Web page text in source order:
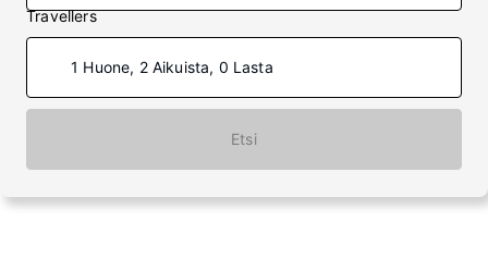
Travellers
1 Huone, 2 Aikuista, 0 Lasta
Etsi